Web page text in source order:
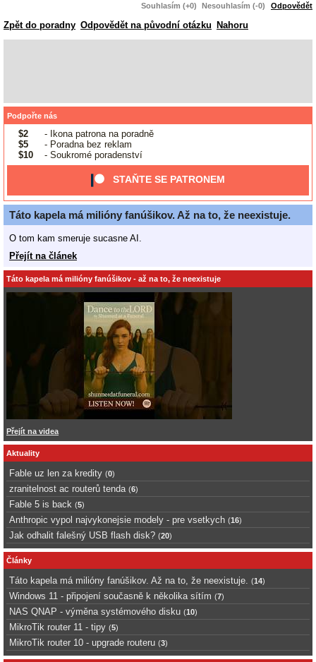
Souhlasím (+0) Nesouhlasím (-0) Odpovědět
Zpět do poradny Odpovědět na původní otázku Nahoru
Podpořte nás
$2
- Ikona patrona na poradně
$5
- Poradna bez reklam
$10
- Soukromé poradenství
STAŇTE SE PATRONEM
Táto kapela má milióny fanúšikov. Až na to, že neexistuje.
O tom kam smeruje sucasne AI.
Přejít na článek
Táto kapela má milióny fanúšikov - až na to, že neexistuje
Přejít na videa
Aktuality
Fable uz len za kredity (0)
zranitelnost ac routerů tenda (6)
Fable 5 is back (5)
Anthropic vypol najvykonejsie modely - pre vsetkych (16)
Jak odhalit falešný USB flash disk? (20)
Články
Táto kapela má milióny fanúšikov. Až na to, že neexistuje. (14)
Windows 11 - připojení současně k několika sítím (7)
NAS QNAP - výměna systémového disku (10)
MikroTik router 11 - tipy (5)
MikroTik router 10 - upgrade routeru (3)